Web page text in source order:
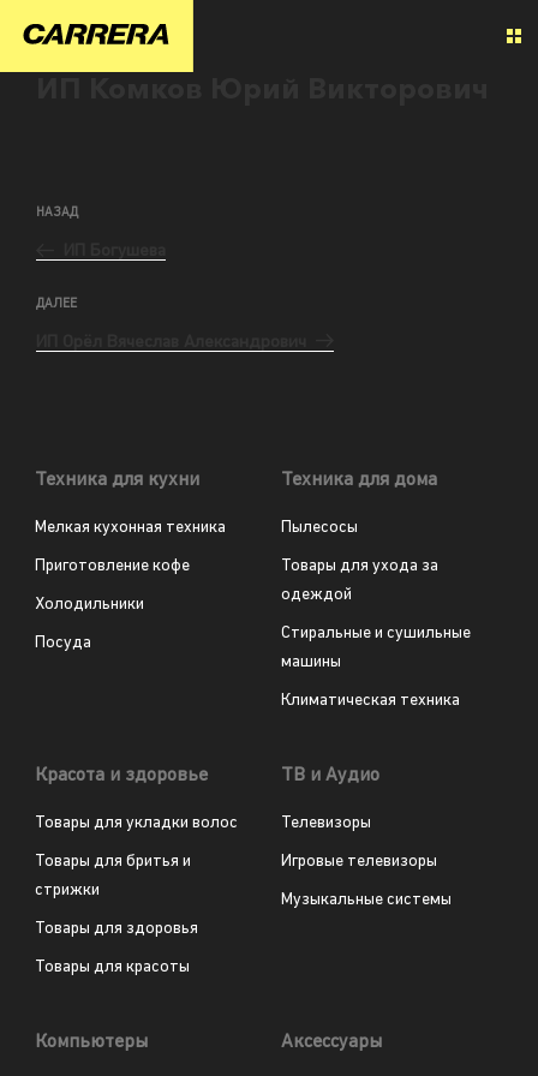
НАЗАД
ДАЛЕЕ
Техника для кухни
Мелкая кухонная техника
Приготовление кофе
Холодильники
Посуда
Техника для дома
Пылесосы
Товары для ухода за
одеждой
Стиральные и сушильные
машины
Климатическая техника
Красота и здоровье
Товары для укладки волос
Товары для бритья и
стрижки
Товары для здоровья
Товары для красоты
ТВ и Аудио
Телевизоры
Игровые телевизоры
Музыкальные системы
Компьютеры Аксессуары